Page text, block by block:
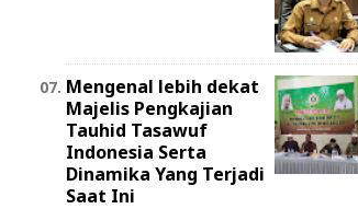
Mengenal lebih dekat
Majelis Pengkajian
Tauhid Tasawuf
Indonesia Serta
Dinamika Yang Terjadi
Saat Ini